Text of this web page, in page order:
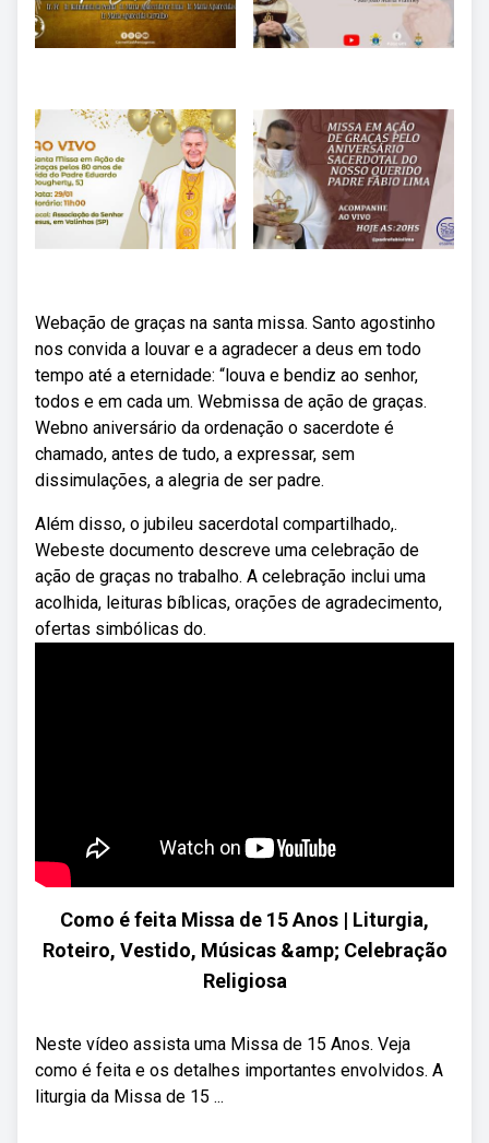
Webação de graças na santa missa. Santo agostinho
nos convida a louvar e a agradecer a deus em todo
tempo até a eternidade: “louva e bendiz ao senhor,
todos e em cada um. Webmissa de ação de graças.
Webno aniversário da ordenação o sacerdote é
chamado, antes de tudo, a expressar, sem
dissimulações, a alegria de ser padre.
Além disso, o jubileu sacerdotal compartilhado,.
Webeste documento descreve uma celebração de
ação de graças no trabalho. A celebração inclui uma
acolhida, leituras bíblicas, orações de agradecimento,
ofertas simbólicas do.
Como é feita Missa de 15 Anos | Liturgia,
Roteiro, Vestido, Músicas &amp; Celebração
Religiosa
Neste vídeo assista uma Missa de 15 Anos. Veja
como é feita e os detalhes importantes envolvidos. A
liturgia da Missa de 15 ...